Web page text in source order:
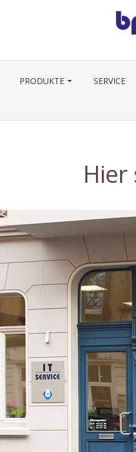
PRODUKTE SERVICE
Hier